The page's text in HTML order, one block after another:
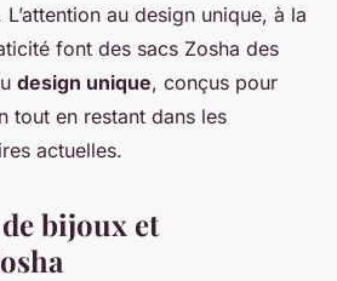
au design unique, à la
font des sacs Zosha des
design unique, conçus pour
tout en restant dans les
actuelles.
bijoux et